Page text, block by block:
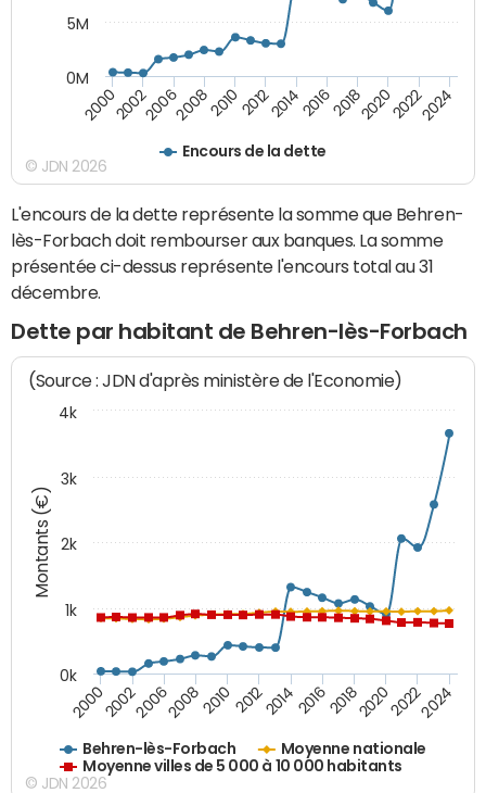
Encours de la dette
200020022006200820102012201420162018202020222024
0M
5M
© JDN 2026
L'encours de la dette représente la somme que Behren-
lès-Forbach doit rembourser aux banques. La somme
présentée ci-dessus représente l'encours total au 31
décembre.
Dette par habitant de Behren-lès-Forbach
Montants (€)
(Source : JDN d'après ministère de l'Economie)
Behren-lès-Forbach
Moyenne nationale
Moyenne villes de 5 000 à 10 000 habitants
20002002200620082010 2012201420162018202020222024
0k
1k
2k
3k
4k
© JDN 2026